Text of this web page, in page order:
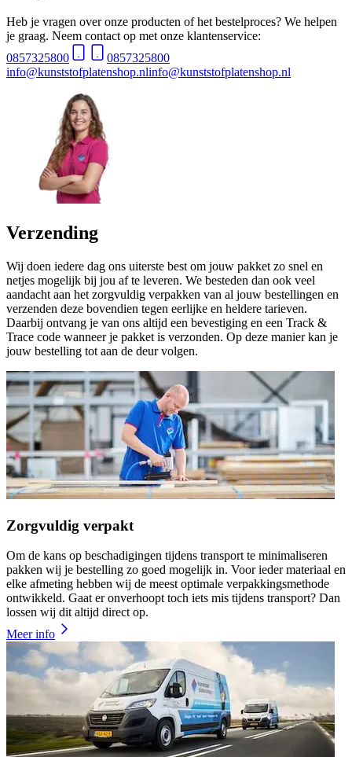
Heb je vragen over onze producten of het bestelproces? We helpen
je graag. Neem contact op met onze klantenservice:
0857325800
0857325800
info@kunststofplatenshop.nlinfo@kunststofplatenshop.nl
Verzending
Wij doen iedere dag ons uiterste best om jouw pakket zo snel en
netjes mogelijk bij jou af te leveren. We besteden dan ook veel
aandacht aan het zorgvuldig verpakken van al jouw bestellingen en
verzenden deze bovendien tegen eerlijke en heldere tarieven.
Daarbij ontvang je van ons altijd een bevestiging en een Track &
Trace code wanneer je pakket is verzonden. Op deze manier kan je
jouw bestelling tot aan de deur volgen.
Zorgvuldig verpakt
Om de kans op beschadigingen tijdens transport te minimaliseren
pakken wij je bestelling zo goed mogelijk in. Voor ieder materiaal en
elke afmeting hebben wij de meest optimale verpakkingsmethode
ontwikkeld. Gaat er onverhoopt toch iets mis tijdens transport? Dan
lossen wij dit altijd direct op.
Meer info